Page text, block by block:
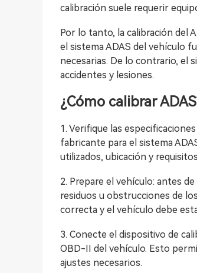
calibración suele requerir
Por lo tanto, la calibración del
el sistema ADAS del vehículo
necesarias. De lo contrario, el
accidentes y lesiones.
¿Cómo calibrar
1. Verifique las
fabricante para el sistema
utilizados, ubicación y
2. Prepare el vehículo: antes
residuos u obstrucciones de
correcta y el vehículo debe
3. Conecte el dispositivo de
OBD-II del vehículo. Esto
ajustes necesarios.